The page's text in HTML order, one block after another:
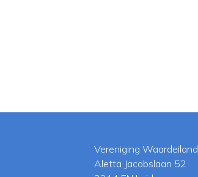
Vereniging Waardeiland
Aletta Jacobslaan 52